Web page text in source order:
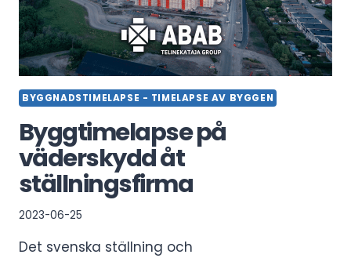
BYGGNADSTIMELAPSE - TIMELAPSE AV BYGGEN
Byggtimelapse på
väderskydd åt
ställningsfirma
2023-06-25
Det svenska ställning och